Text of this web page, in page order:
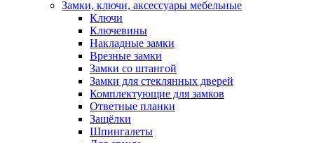
Замки, ключи, аксессуары мебельные
Ключи
Ключевины
Накладные замки
Врезные замки
Замки со штангой
Замки для стеклянных дверей
Комплектующие для замков
Ответные планки
Защёлки
Шпингалеты